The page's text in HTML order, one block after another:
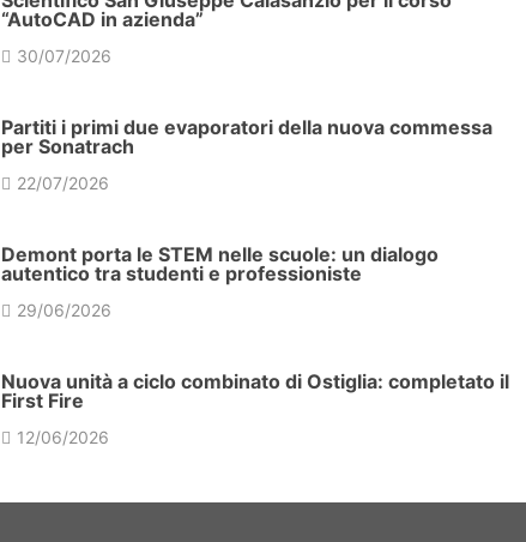
“AutoCAD in azienda”
30/07/2026
Partiti i primi due evaporatori della nuova commessa
per Sonatrach
22/07/2026
Demont porta le STEM nelle scuole: un dialogo
autentico tra studenti e professioniste
29/06/2026
Nuova unità a ciclo combinato di Ostiglia: completato il
First Fire
12/06/2026